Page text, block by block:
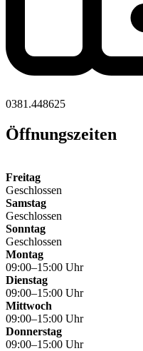
0381.448625
Öffnungszeiten
Freitag
Geschlossen
Samstag
Geschlossen
Sonntag
Geschlossen
Montag
09:00–15:00 Uhr
Dienstag
09:00–15:00 Uhr
Mittwoch
09:00–15:00 Uhr
Donnerstag
09:00–15:00 Uhr